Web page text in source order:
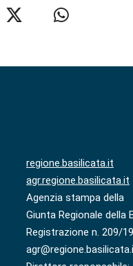
regione.basilicata.it
agr.regione.basilicata.it
Agenzia stampa della
Giunta Regionale della
Registrazione n. 209/